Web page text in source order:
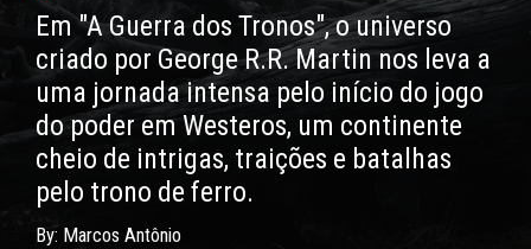
Em "A Guerra dos Tronos", o universo
criado por George R.R. Martin nos leva a
uma jornada intensa pelo início do jogo
do poder em Westeros, um continente
cheio de intrigas, traições e batalhas
pelo trono de ferro.
By: Marcos Antônio